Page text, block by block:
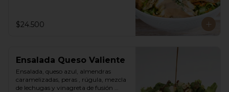
$24.500
Ensalada Queso Valiente
Ensalada, queso azul, almendras
caramelizadas, peras , rúgula, mezcla
de lechugas y vinagreta de fusión